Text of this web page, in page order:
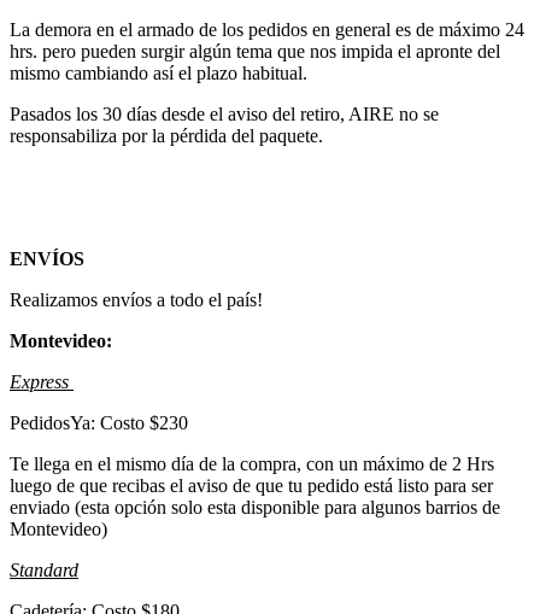
La demora en el armado de los pedidos en general es de máximo 24
hrs. pero pueden surgir algún tema que nos impida el apronte del
mismo cambiando así el plazo habitual.
Pasados los 30 días desde el aviso del retiro, AIRE no se
responsabiliza por la pérdida del paquete.
ENVÍOS
Realizamos envíos a todo el país!
Montevideo:
Express
PedidosYa: Costo $230
Te llega en el mismo día de la compra, con un máximo de 2 Hrs
luego de que recibas el aviso de que tu pedido está listo para ser
enviado (esta opción solo esta disponible para algunos barrios de
Montevideo)
Standard